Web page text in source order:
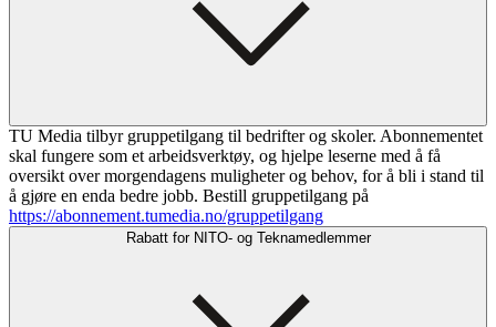
TU Media tilbyr gruppetilgang til bedrifter og skoler. Abonnementet
skal fungere som et arbeidsverktøy, og hjelpe leserne med å få
oversikt over morgendagens muligheter og behov, for å bli i stand til
å gjøre en enda bedre jobb. Bestill gruppetilgang på
https://abonnement.tumedia.no/gruppetilgang
Rabatt for NITO- og Teknamedlemmer